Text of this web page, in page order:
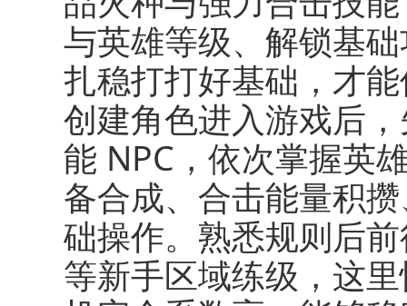
与英雄等级、解锁基
扎稳打打好基础，才
创建角色进入游戏后
能 NPC，依次掌握英
备合成、合击能量积
础操作。熟悉规则后
等新手区域练级，这